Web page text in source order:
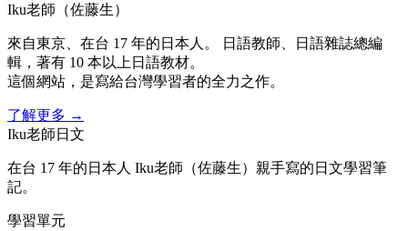
Iku老師（佐藤生）
來自東京、在台 17 年的日本人。 日語教師、日語雜誌總編
輯，著有 10 本以上日語教材。
這個網站，是寫給台灣學習者的全力之作。
了解更多 →
Iku老師日文
在台 17 年的日本人 Iku老師（佐藤生）親手寫的日文學習筆
記。
學習單元